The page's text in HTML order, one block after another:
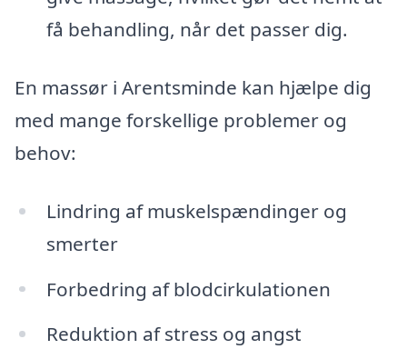
få behandling, når det passer dig.
En massør i Arentsminde kan hjælpe dig
med mange forskellige problemer og
behov:
Lindring af muskelspændinger og
smerter
Forbedring af blodcirkulationen
Reduktion af stress og angst